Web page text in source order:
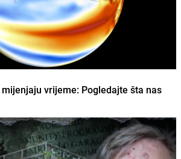
vrijeme: Pogledajte šta nas